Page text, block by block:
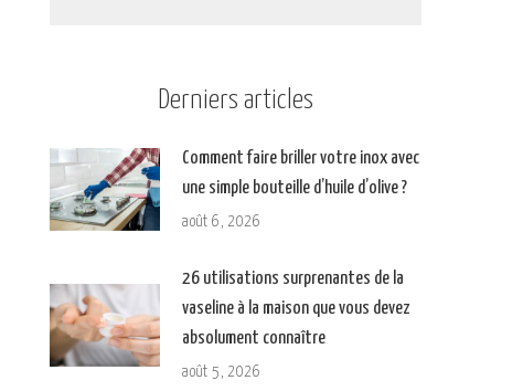
Derniers articles
Comment faire briller votre inox avec
une simple bouteille d’huile d’olive ?
août 6, 2026
26 utilisations surprenantes de la
vaseline à la maison que vous devez
absolument connaître
août 5, 2026